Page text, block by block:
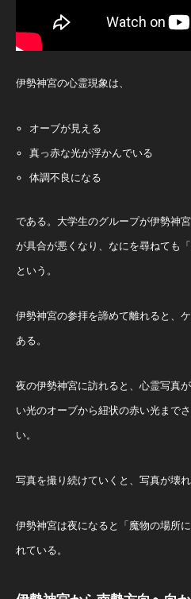
伊勢神宮の心霊現象は、
オーブが見える
真っ赤な光が浮かんでいる
体調不良になる
である。大学生のグループが伊勢神
が具合が悪くなり、なにを尋ねても
という。
伊勢神宮の参拝を諦めて離れると、
ある。
夜の伊勢神宮に訪れると、心霊写真
い光のオーブから紐状の赤い光まで
い。
写真を撮り続けていくと、写真が壊れ
伊勢神宮は夜になると「魔物の場所
れている。